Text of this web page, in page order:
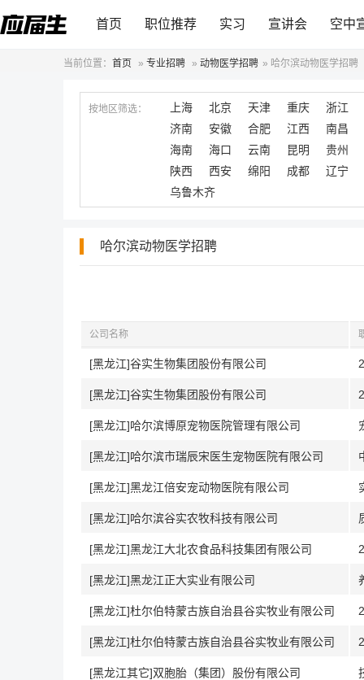
首页 职位推荐 实习 宣讲会 空中
当前位置： 首页 » 专业招聘 » 动物医学招聘 » 哈尔滨动物医学招聘
按地区筛选： 上海 北京 天津 重庆
浙江
济南
安徽 合肥 江西
南昌
海南
海口 云南 昆明
贵州
陕西
西安 绵阳 成都
辽宁
乌鲁木齐
哈尔滨动物医学招聘
公司名称
[黑龙江]谷实生物集团股份有限公司
[黑龙江]谷实生物集团股份有限公司
[黑龙江]哈尔滨博原宠物医院管理有限公司
[黑龙江]哈尔滨市瑞辰宋医生宠物医院有限公司
[黑龙江]黑龙江倍安宠动物医院有限公司
[黑龙江]哈尔滨谷实农牧科技有限公司
[黑龙江]黑龙江大北农食品科技集团有限公司
[黑龙江]黑龙江正大实业有限公司
[黑龙江]杜尔伯特蒙古族自治县谷实牧业有限公司
[黑龙江]杜尔伯特蒙古族自治县谷实牧业有限公司
[黑龙江其它]双胞胎（集团）股份有限公司